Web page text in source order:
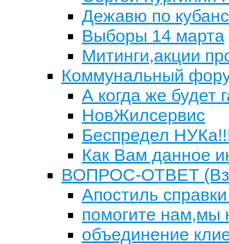
Дежавю по
Выборы 14 марта
Митинги,акции
Коммунальный
А когда же будет
НовЖилсервис
Беспредел
Как Вам данное
ВОПРОС-ОТВЕТ
Апостиль
помогите нам,мы
объединение